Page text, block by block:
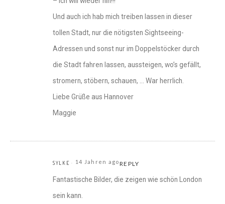
Und auch ich hab mich treiben lassen in dieser
tollen Stadt, nur die nötigsten Sightseeing-
Adressen und sonst nur im Doppelstöcker durch
die Stadt fahren lassen, aussteigen, wo’s gefällt,
stromern, stöbern, schauen, … War herrlich.
Liebe Grüße aus Hannover
Maggie
SYLKE 14 Jahren agoREPLY
Fantastische Bilder, die zeigen wie schön London
sein kann.